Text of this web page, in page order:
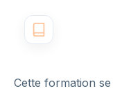
Cette formation